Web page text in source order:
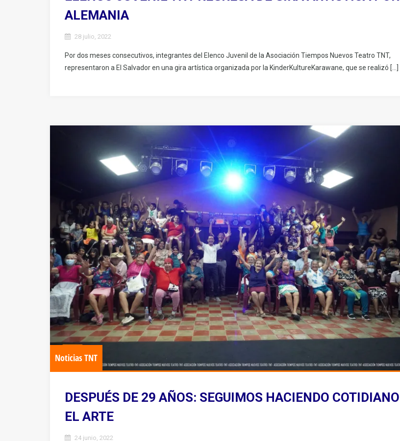
ALEMANIA
28 julio, 2022
Por dos meses consecutivos, integrantes del Elenco Juvenil de la Asociación Tiempos Nuevos Teatro TNT,
representaron a El Salvador en una gira artística organizada por la KinderKultureKarawane, que se realizó […]
Noticias TNT
DESPUÉS DE 29 AÑOS: SEGUIMOS HACIENDO COTIDIANO
EL ARTE
24 junio, 2022